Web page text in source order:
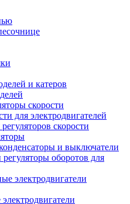
и катеров
скорости
для электродвигателей
скорости
и выключатели
оборотов для
электродвигатели